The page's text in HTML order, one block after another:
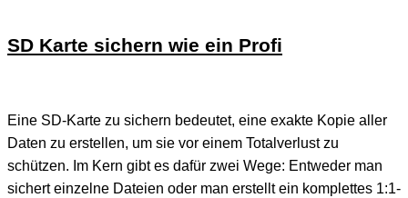
SD Karte sichern wie ein Profi
Eine SD-Karte zu sichern bedeutet, eine exakte Kopie aller
Daten zu erstellen, um sie vor einem Totalverlust zu
schützen. Im Kern gibt es dafür zwei Wege: Entweder man
sichert einzelne Dateien oder man erstellt ein komplettes 1:1-